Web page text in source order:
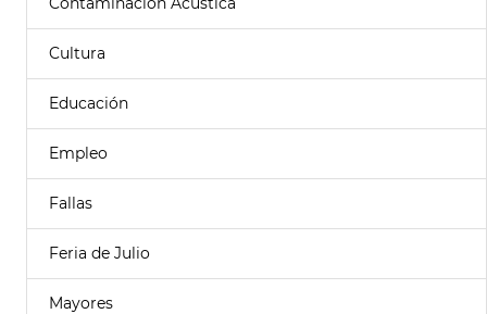
Cultura
Educación
Empleo
Fallas
Feria de Julio
Mayores